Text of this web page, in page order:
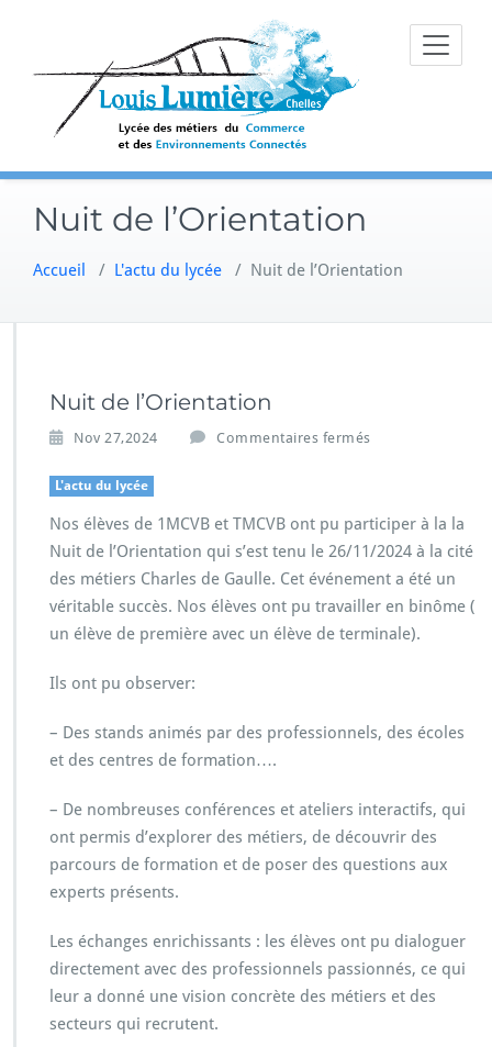
content
Nuit de l’Orientation
Accueil / L'actu du lycée / Nuit de l’Orientation
Nuit de l’Orientation
Nov 27,2024 Commentaires fermés
u
i
d
e
l’O
t
i
o
L'actu du lycée
Nos élèves de 1MCVB et TMCVB ont pu participer à la la
Nuit de l’Orientation qui s’est tenu le 26/11/2024 à la cité
des métiers Charles de Gaulle. Cet événement a été un
véritable succès. Nos élèves ont pu travailler en binôme (
un élève de première avec un élève de terminale).
Ils ont pu observer:
– Des stands animés par des professionnels, des écoles
et des centres de formation….
– De nombreuses conférences et ateliers interactifs, qui
ont permis d’explorer des métiers, de découvrir des
parcours de formation et de poser des questions aux
experts présents.
Les échanges enrichissants : les élèves ont pu dialoguer
directement avec des professionnels passionnés, ce qui
leur a donné une vision concrète des métiers et des
secteurs qui recrutent.